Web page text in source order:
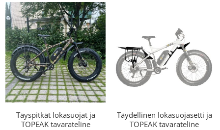
Täyspitkät lokasuojat ja
TOPEAK tavarateline
Täydellinen lokasuojasetti ja
TOPEAK tavarateline